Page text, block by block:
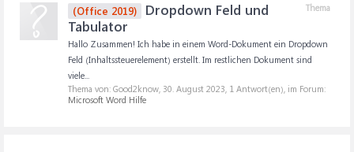
Thema
(Office 2019)
Dropdown Feld und
Tabulator
Hallo Zusammen! Ich habe in einem Word-Dokument ein Dropdown
Feld (Inhaltssteuerelement) erstellt. Im restlichen Dokument sind
viele...
Thema von: Good2know, 30. August 2023, 1 Antwort(en), im Forum:
Microsoft Word Hilfe